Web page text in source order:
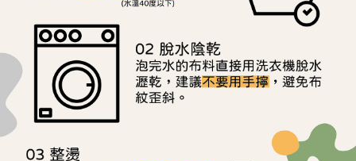
４．使用「AFTEE先享後付」時，將依據個別帳號之用戶狀況，依本公司即
時審查核予不同之上限額度；若仍有額度不足之情形，本公司將視審查結果
請求用戶進行身份認證。
５．嚴禁一人註冊多個帳號或使用他人資訊註冊。若發現惡意使用之情形，
恩沛科技股份有限公司將有權停止該用戶之使用額度並採取法律行動。